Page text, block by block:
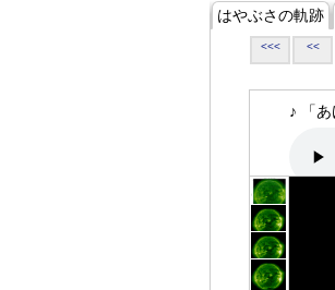
はやぶさの軌跡
<<< <<
♪ 「あ